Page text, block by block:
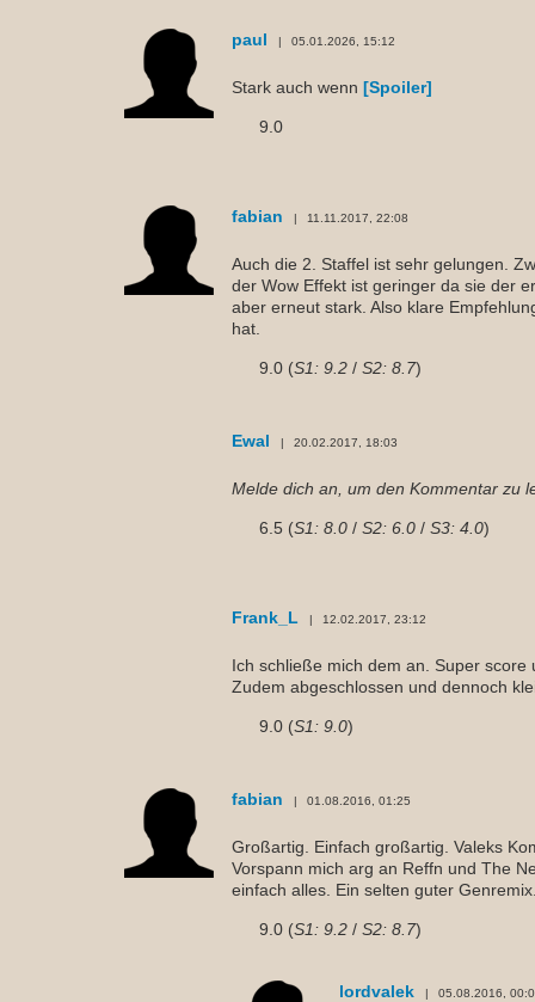
paul 05.01.2026, 15:12
Stark auch wenn [Spoiler]
9.0
fabian 11.11.2017, 22:08
Auch die 2. Staffel ist sehr gelungen.
der Wow Effekt ist geringer da sie der
aber erneut stark. Also klare
hat.
9.0 (S1: 9.2 / S2: 8.7)
Ewal 20.02.2017, 18:03
Melde dich an, um den Kommentar zu
6.5 (S1: 8.0 / S2: 6.0 / S3: 4.0)
Frank_L 12.02.2017, 23:12
Ich schließe mich dem an. Super
Zudem abgeschlossen und dennoch
9.0 (S1: 9.0)
fabian 01.08.2016, 01:25
Großartig. Einfach großartig. Valeks
Vorspann mich arg an Reffn und The
einfach alles. Ein selten guter
9.0 (S1: 9.2 / S2: 8.7)
lordvalek 05.08.2016,